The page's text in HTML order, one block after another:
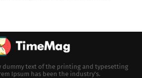
dummy text of the printing and typesetting
Ipsum has been the industry's.